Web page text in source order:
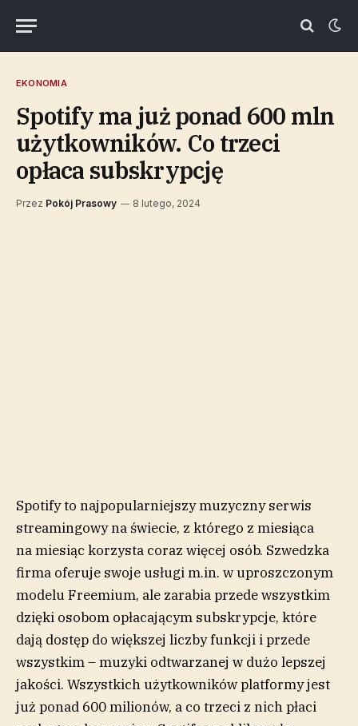
EKONOMIA
Spotify ma już ponad 600 mln
użytkowników. Co trzeci
opłaca subskrypcję
Przez Pokój Prasowy 8 lutego, 2024
Spotify to najpopularniejszy muzyczny serwis
streamingowy na świecie, z którego z miesiąca
na miesiąc korzysta coraz więcej osób. Szwedzka
firma oferuje swoje usługi m.in. w uproszczonym
modelu Freemium, ale zarabia przede wszystkim
dzięki osobom opłacającym subskrypcje, które
dają dostęp do większej liczby funkcji i przede
wszystkim – muzyki odtwarzanej w dużo lepszej
jakości. Wszystkich użytkowników platformy jest
już ponad 600 milionów, a co trzeci z nich płaci